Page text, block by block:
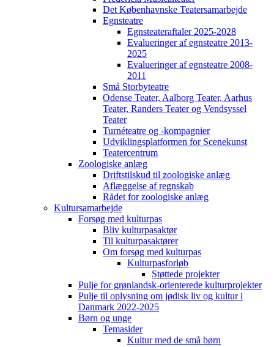
Det Københavnske Teatersamarbejde
Egnsteatre
Egnsteateraftaler 2025-2028
Evalueringer af egnsteatre 2013-
2025
Evalueringer af egnsteatre 2008-
2011
Små Storbyteatre
Odense Teater, Aalborg Teater, Aarhus
Teater, Randers Teater og Vendsyssel
Teater
Turnéteatre og -kompagnier
Udviklingsplatformen for Scenekunst
Teatercentrum
Zoologiske anlæg
Driftstilskud til zoologiske anlæg
Aflæggelse af regnskab
Rådet for zoologiske anlæg
Kultursamarbejde
Forsøg med kulturpas
Bliv kulturpasaktør
Til kulturpasaktører
Om forsøg med kulturpas
Kulturpasforløb
Støttede projekter
Pulje for grønlandsk-orienterede kulturprojekter
Pulje til oplysning om jødisk liv og kultur i
Danmark 2022-2025
Børn og unge
Temasider
Kultur med de små børn